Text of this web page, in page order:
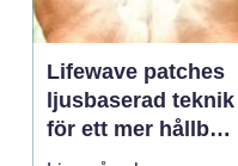
Lifewave patches
ljusbaserad teknik
för ett mer hållbart
välbefinnande